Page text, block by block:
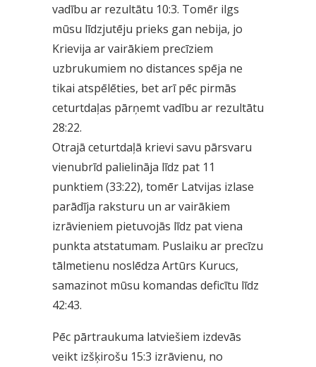
vadību ar rezultātu 10:3. Tomēr ilgs
mūsu līdzjutēju prieks gan nebija, jo
Krievija ar vairākiem precīziem
uzbrukumiem no distances spēja ne
tikai atspēlēties, bet arī pēc pirmās
ceturtdaļas pārņemt vadību ar rezultātu
28:22.
Otrajā ceturtdaļā krievi savu pārsvaru
vienubrīd palielināja līdz pat 11
punktiem (33:22), tomēr Latvijas izlase
parādīja raksturu un ar vairākiem
izrāvieniem pietuvojās līdz pat viena
punkta atstatumam. Puslaiku ar precīzu
tālmetienu noslēdza Artūrs Kurucs,
samazinot mūsu komandas deficītu līdz
42:43.
Pēc pārtraukuma latviešiem izdevās
veikt izšķirošu 15:3 izrāvienu, no